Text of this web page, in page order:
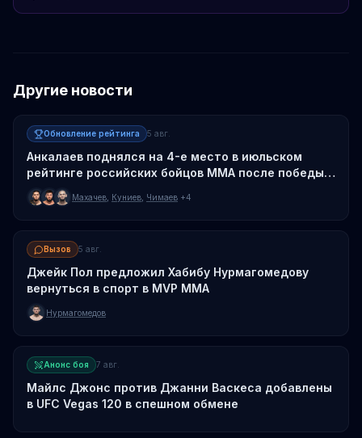
Другие новости
Обновление рейтинга 5 авг.
Анкалаев поднялся на 4-е место в июльском
рейтинге российских бойцов MMA после победы
над Гусковым
Махачев Куниев Чимаев +4
Вызов 5 авг.
Джейк Пол предложил Хабибу Нурмагомедову
вернуться в спорт в MVP MMA
Нурмагомедов
Анонс боя 7 авг.
Майлс Джонс против Джанни Васкеса добавлены
в UFC Vegas 120 в спешном обмене